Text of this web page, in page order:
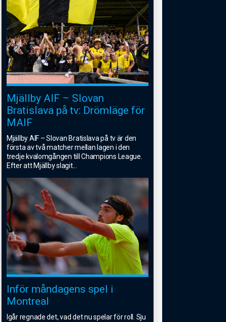
Mjällby AIF – Slovan
Bratislava på tv: Drömläge för
MAIF
Mjällby AIF – Slovan Bratislava på tv är den
första av två matcher mellan lagen i den
tredje kvalomgången till Champions League.
Efter att Mjällby slagit...
Inför måndagens spel i
Montreal
Igår regnade det, vad det nu spelar för roll. Sju